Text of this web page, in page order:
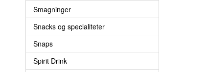
Smagninger
Snacks og specialiteter
Snaps
Spirit Drink